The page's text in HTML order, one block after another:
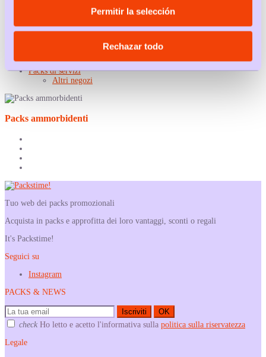
Permitir la selección
Rechazar todo
Packs viaggio
Salute e sport
Packs palestra
Packs da padel
Packs preservativi
Packs di servizi
Altri negozi
Packs ammorbidenti
Tuo web dei packs promozionali
Acquista in packs e approfitta dei loro vantaggi, sconti o regali
It's Packstime!
Seguici su
Instagram
PACKS & NEWS
Iscriviti
OK
check Ho letto e acetto l'informativa sulla politica sulla riservatezza
Legale